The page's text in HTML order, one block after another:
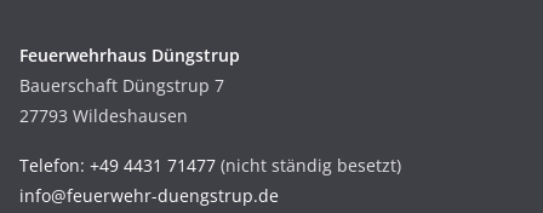
Feuerwehrhaus Düngstrup
Bauerschaft Düngstrup 7
27793 Wildeshausen
Telefon: +49 4431 71477 (nicht ständig besetzt)
info@feuerwehr-duengstrup.de